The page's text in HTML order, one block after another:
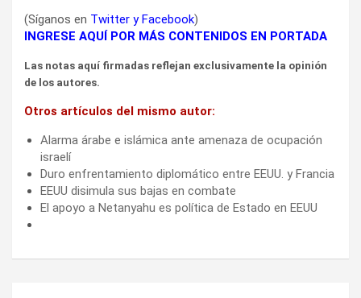
(Síganos en Twitter yFacebook)
INGRESE AQUÍ POR MÁS CONTENIDOS EN PORTADA
Las notas aquí firmadas reflejan exclusivamente la opinión
de los autores.
Otros artículos del mismo autor:
Alarma árabe e islámica ante amenaza de ocupación
israelí
Duro enfrentamiento diplomático entre EEUU. y Francia
EEUU disimula sus bajas en combate
El apoyo a Netanyahu es política de Estado en EEUU